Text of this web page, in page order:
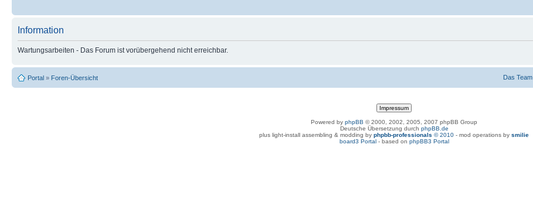
Information
Wartungsarbeiten - Das Forum ist vorübergehend nicht erreichbar.
Portal » Foren-Übersicht Das Team
Powered by phpBB © 2000, 2002, 2005, 2007 phpBB Group
Deutsche Übersetzung durch phpBB.de
plus light-install assembling & modding by phpbb-professionals © 2010 - mod operations by smilie
board3 Portal- based on phpBB3 Portal